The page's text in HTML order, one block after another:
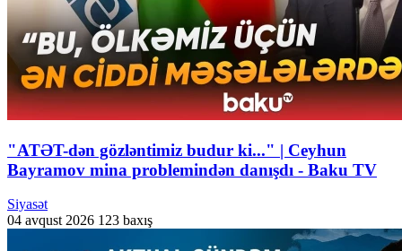
"ATƏT-dən gözləntimiz budur ki..." | Ceyhun
Bayramov mina problemindən danışdı - Baku TV
Siyasət
04 avqust 2026 123 baxış